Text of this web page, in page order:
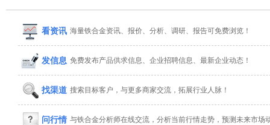
看资讯 海量铁合金资讯、报价、分析、调研、报告可免费浏览！
发信息 免费发布产品供求信息、企业招聘信息、最新企业动态！
找渠道 搜索目标客户，与更多商家交流，拓展行业人脉！
问行情 与铁合金分析师在线交流，分析当前行情走势，预测未来市场